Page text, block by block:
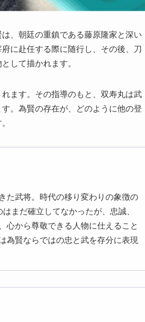
、朝廷の重鎮である藤原隆家と深い
に赴任する際に随行し、その後、刀
して描かれます。
ます。その指導のもと、双寿丸は武
。為賢の存在が、どのように他の登
た武将。時代の移り変わりの象徴の
まだ確立してなかったが、忠誠、
心から尊敬できる人物に仕えること
為賢ならではの忠と武を存分に表現